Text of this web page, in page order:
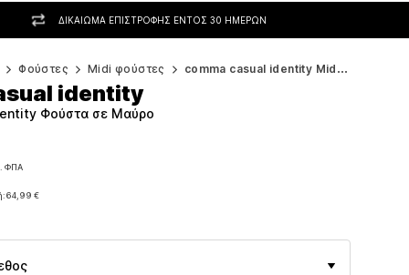
ΔΙΚΑΊΩΜΑ ΕΠΙΣΤΡΟΦΉΣ ΕΝΤΌΣ 30 ΗΜΕΡΏΝ
Φούστες Midi φούστες comma casual identity Midi φούστες
ΦΠΑ
64,99 €
Φούστα σε Μαύρο
identity